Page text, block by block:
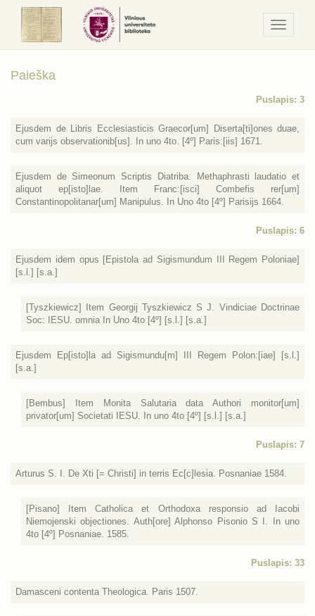
/
Meniu
Paieška
Puslapis: 3
Ejusdem de Libris Ecclesiasticis Graecor[um] Diserta[ti]ones duae,
cum varijs observationib[us]. In uno 4to. [4º] Paris:[iis] 1671.
Ejusdem de Simeonum Scriptis Diatriba. Methaphrasti laudatio et
aliquot ep[isto]lae. Item Franc:[isci] Combefis rer[um]
Constantinopolitanar[um] Manipulus. In Uno 4to [4º] Parisijs 1664.
Puslapis: 6
Ejusdem idem opus [Epistola ad Sigismundum III Regem Poloniae]
[s.l.] [s.a.]
[Tyszkiewicz] Item Georgij Tyszkiewicz S J. Vindiciae Doctrinae
Soc: IESU. omnia In Uno 4to [4º] [s.l.] [s.a.]
Ejusdem Ep[isto]la ad Sigismundu[m] III Regem Polon:[iae] [s.l.]
[s.a.]
[Bembus] Item Monita Salutaria data Authori monitor[um]
privator[um] Societati IESU. In uno 4to [4º] [s.l.] [s.a.]
Puslapis: 7
Arturus S. I. De Xti [= Christi] in terris Ec[c]lesia. Posnaniae 1584.
[Pisano] Item Catholica et Orthodoxa responsio ad Iacobi
Niemojenski objectiones. Auth[ore] Alphonso Pisonio S I. In uno
4to [4º] Posnaniae. 1585.
Puslapis: 33
Damasceni contenta Theologica. Paris 1507.